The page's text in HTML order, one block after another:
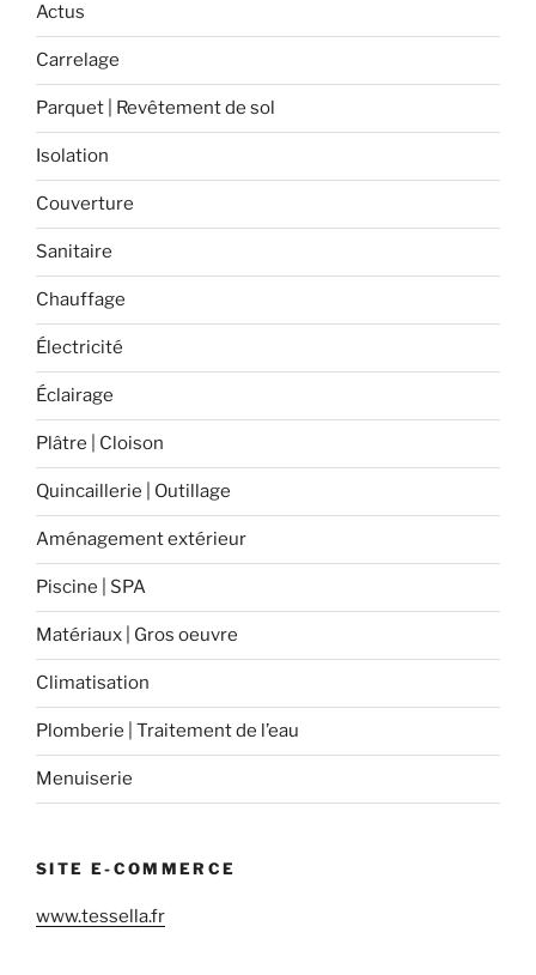
utiliser
la
pose
plots
carrelage
Actus
Carrelage
Parquet | Revêtement de sol
Isolation
Couverture
Sanitaire
Chauffage
Électricité
Éclairage
Plâtre | Cloison
Quincaillerie | Outillage
Aménagement extérieur
Piscine | SPA
Matériaux | Gros oeuvre
Climatisation
Plomberie | Traitement de l’eau
Menuiserie
SITE E-COMMERCE
www.tessella.fr